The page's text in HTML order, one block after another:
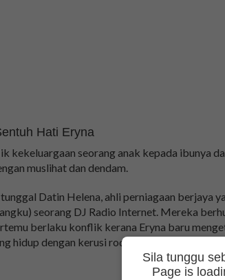
Hati Eryna
kekeluargaan seorang anak kepada ibunya
muslihat dan dendam.
Datin Helena, ahli perniagaan berjaya
seorang DJ Radio Internet. Mereka
berlaku konflik kerana Eryna baru
hidup dengan kerusi roda. Eryna
Sila tunggu
Page is